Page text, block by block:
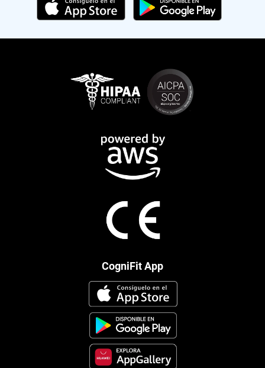
CogniFit App